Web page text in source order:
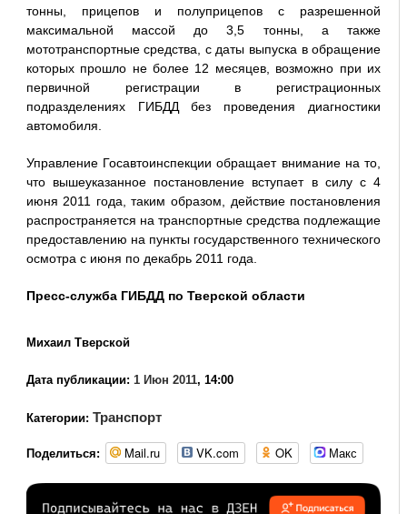
тонны, прицепов и полуприцепов с разрешенной
максимальной массой до 3,5 тонны, а также
мототранспортные средства, с даты выпуска в обращение
которых прошло не более 12 месяцев, возможно при их
первичной регистрации в регистрационных
подразделениях ГИБДД без проведения диагностики
автомобиля.
Управление Госавтоинспекции обращает внимание на то,
что вышеуказанное постановление вступает в силу с 4
июня 2011 года, таким образом, действие постановления
распространяется на транспортные средства подлежащие
предоставлению на пункты государственного технического
осмотра с июня по декабрь 2011 года.
Пресс-служба ГИБДД по Тверской области
Михаил Тверской
Дата публикации: 1 Июн 2011, 14:00
Категории: Транспорт
Поделиться: Mail.ru VK.com OK Макс